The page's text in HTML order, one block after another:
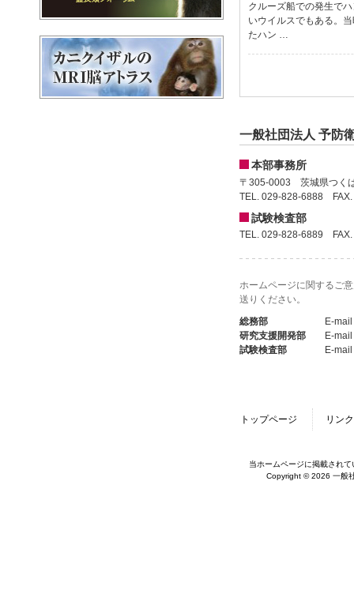
クルーズ船での発生で
いウイルスでもある。
たハン …
一般社団法人 予防
本部事務所
〒305-0003 茨城県つく
TEL. 029-828-6888
試験検査部
TEL. 029-828-6889
ホームページに関するご
送りください。
総務部
E-
研究支援開発部
E-
試験検査部
E-
トップページ リンク
当ホームページに掲載され
Copyright © 2026 一般